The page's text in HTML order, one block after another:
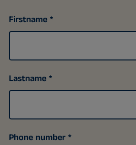
Firstname
Lastname
Phone number